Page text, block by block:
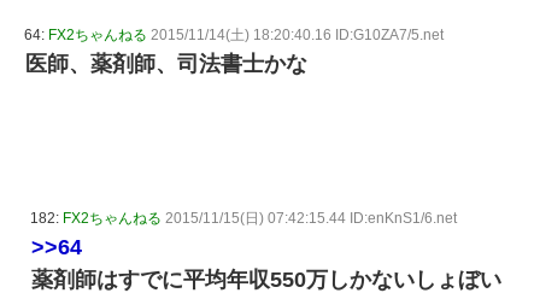
64: FX2ちゃんねる 2015/11/14(土) 18:20:40.16 ID:G10ZA7/5.net
医師、薬剤師、司法書士かな
182: FX2ちゃんねる 2015/11/15(日) 07:42:15.44 ID:enKnS1/6.net
>>64
薬剤師はすでに平均年収550万しかないしょぼい